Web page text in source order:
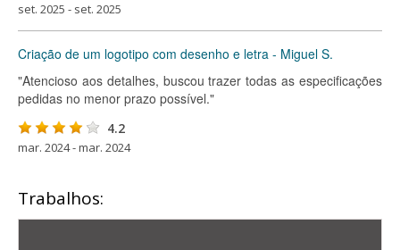
set. 2025 - set. 2025
Criação de um logotipo com desenho e letra - Miguel S.
"Atencioso aos detalhes, buscou trazer todas as especificações
pedidas no menor prazo possível."
4.2
mar. 2024 - mar. 2024
Trabalhos: